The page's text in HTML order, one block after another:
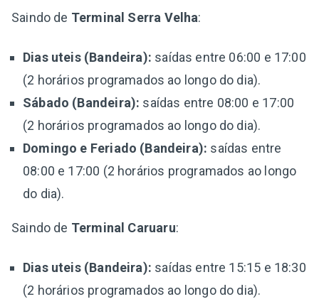
Saindo de Terminal Serra Velha:
Dias uteis (Bandeira): saídas entre 06:00 e 17:00
(2 horários programados ao longo do dia).
Sábado (Bandeira): saídas entre 08:00 e 17:00
(2 horários programados ao longo do dia).
Domingo e Feriado (Bandeira): saídas entre
08:00 e 17:00 (2 horários programados ao longo
do dia).
Saindo de Terminal Caruaru:
Dias uteis (Bandeira): saídas entre 15:15 e 18:30
(2 horários programados ao longo do dia).